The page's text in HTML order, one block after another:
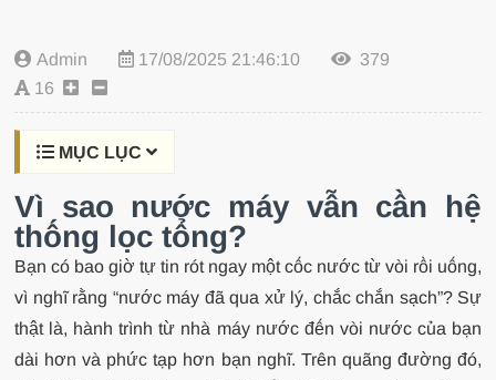
Admin 17/08/2025 21:46:10
379
16
MỤC LỤC
Vì sao nước máy vẫn cần hệ
thống lọc tổng?
Bạn có bao giờ tự tin rót ngay một cốc nước từ vòi rồi uống,
vì nghĩ rằng “nước máy đã qua xử lý, chắc chắn sạch”? Sự
thật là, hành trình từ nhà máy nước đến vòi nước của bạn
dài hơn và phức tạp hơn bạn nghĩ. Trên quãng đường đó,